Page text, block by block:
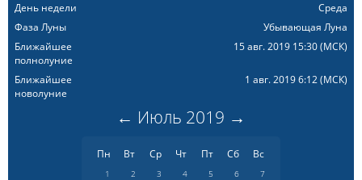
День недели
Среда
Фаза Луны
Убывающая Луна
Ближайшее
полнолуние
15 авг. 2019 15:30(МСК)
Ближайшее
новолуние
1 авг. 2019 6:12(МСК)
← Июль 2019 →
Пн Вт Ср Чт Пт Сб Вс
1 2 3 4 5 6
7